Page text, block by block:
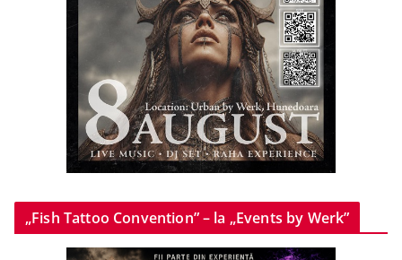
„Fish Tattoo Convention” – la „Events by Werk”